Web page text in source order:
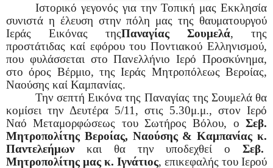
Ιστορικό γεγονός για την Τοπική μας Εκκλησία
συνιστά η έλευση στην πόλη μας της θαυματουργού
Ιεράς Εικόνας τηςΠαναγίας Σουμελά, της
προστάτιδας καί εφόρου του Ποντιακού Ελληνισμού,
που φυλάσσεται στο Πανελλήνιο Ιερό Προσκύνημα,
στο όρος Βέρμιο, της Ιεράς Μητροπόλεως Βεροίας,
Ναούσης καί Καμπανίας.
Την σεπτή Εικόνα της Παναγίας της Σουμελά θα
κομίσει την Δευτέρα 5/11, στις 5.30μ.μ., στον Ιερό
Ναό Μεταμορφώσεως του Σωτήρος Βόλου, ο Σεβ.
Μητροπολίτης Βεροίας, Ναούσης & Καμπανίας κ.
Παντελεήμωνκαι θα την υποδεχθεί ο Σεβ.
Μητροπολίτης μας κ. Ιγνάτιος, επικεφαλής του Ιερού